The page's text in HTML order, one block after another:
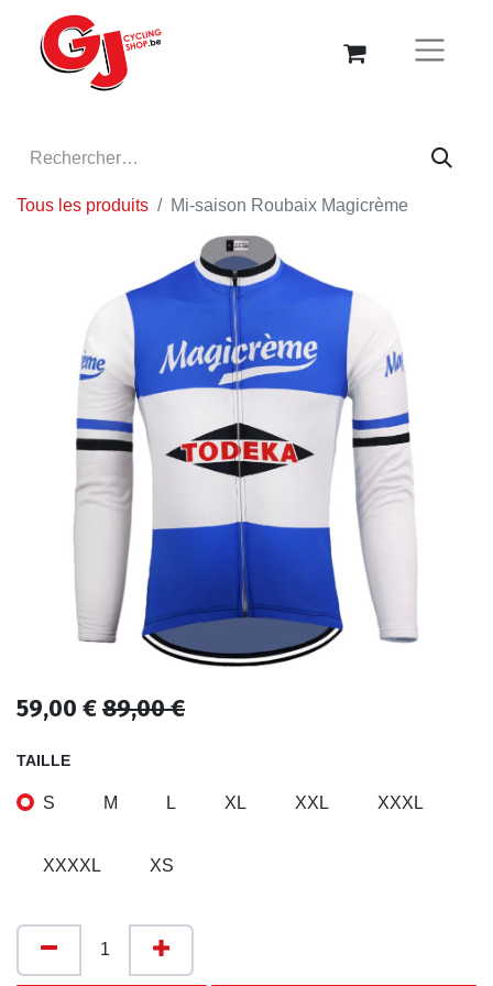
Tous les produits Mi-saison Roubaix Magicrème
59,00 €89,00€
TAILLE
S M L XL XXL XXXL
XXXXL XS